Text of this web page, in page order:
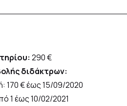
290 €
διδάκτρων:
170 € έως 15/09/2020
1 έως 10/02/2021